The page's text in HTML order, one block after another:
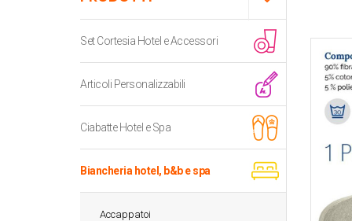
Set Cortesia Hotel e Accessori
Articoli Personalizzabili
Ciabatte Hotel e Spa
Biancheria hotel, b&b e spa
Accappatoi